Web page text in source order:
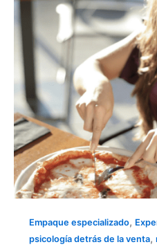
Empaque especializado,
psicología detrás de la venta,
DECISIÓN
COMPRA
DE
COMENSALES